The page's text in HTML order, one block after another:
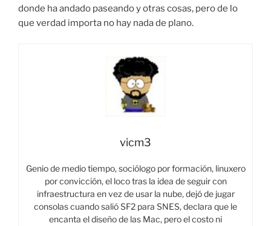
donde ha andado paseando y otras cosas, pero de lo
que verdad importa no hay nada de plano.
vicm3
Genio de medio tiempo, sociólogo por formación, linuxero
por convicción, el loco tras la idea de seguir con
infraestructura en vez de usar la nube, dejó de jugar
consolas cuando salió SF2 para SNES, declara que le
encanta el diseño de las Mac, pero el costo ni